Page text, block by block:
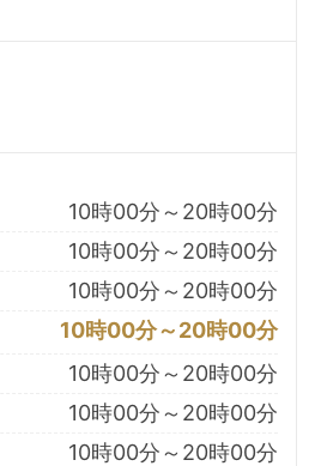
10時00分～20時00分
10時00分～20時00分
10時00分～20時00分
10時00分～20時00分
10時00分～20時00分
10時00分～20時00分
10時00分～20時00分